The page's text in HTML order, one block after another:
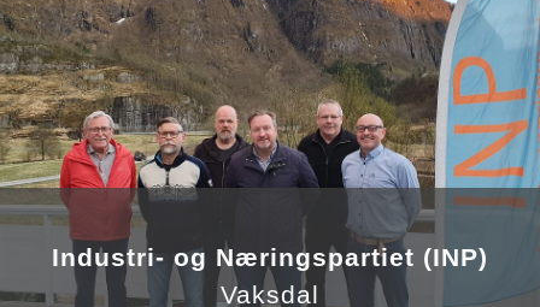
Industri- og Næringspartiet (INP)
Vaksdal